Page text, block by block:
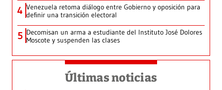
4 Venezuela retoma diálogo entre Gobierno y oposición para
definir una transición electoral
5 Decomisan un arma a estudiante del Instituto José Dolores
Moscote y suspenden las clases
Últimas noticias